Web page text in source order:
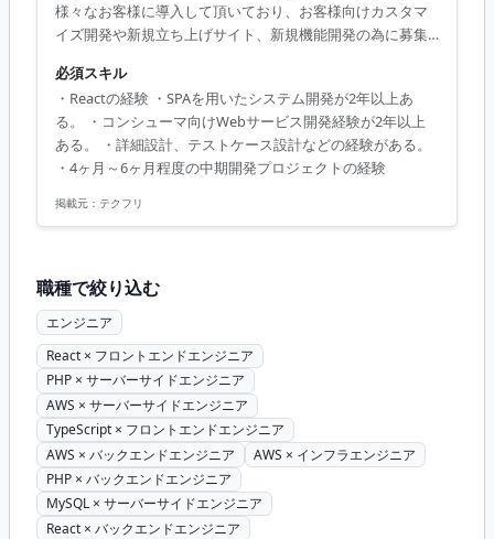
様々なお客様に導入して頂いており、お客様向けカスタマ
イズ開発や新規立ち上げサイト、新規機能開発の為に募集
HTML/CSS/JavaScript/node.js/Reactによる、フロントサイ
ドのSPA/SSRWEBサイト開発。 ・詳細設計/製造/単体テス
ト。プロジェクトによっては保守・運用までを含む。 ・ス
キルとプロジェクトによって基本設計、技術担当として顧
客MTG同席の可能性あり。 ・Node.jsでのサーバーサイド
開発 【技術環境】 ・JavaScript、React、Node.js...
必須スキル
・Reactの経験 ・SPAを用いたシステム開発が2年以上あ
る。 ・コンシューマ向けWebサービス開発経験が2年以上
ある。 ・詳細設計、テストケース設計などの経験がある。
・4ヶ月～6ヶ月程度の中期開発プロジェクトの経験
掲載元： テクフリ
職種で絞り込む
エンジニア
React × フロントエンドエンジニア
PHP × サーバーサイドエンジニア
AWS × サーバーサイドエンジニア
TypeScript × フロントエンドエンジニア
AWS × バックエンドエンジニア
AWS × インフラエンジニア
PHP × バックエンドエンジニア
MySQL × サーバーサイドエンジニア
React × バックエンドエンジニア